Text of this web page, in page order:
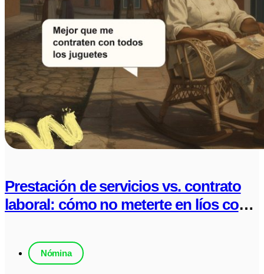
Prestación de servicios vs. contrato
laboral: cómo no meterte en líos con
Nómina